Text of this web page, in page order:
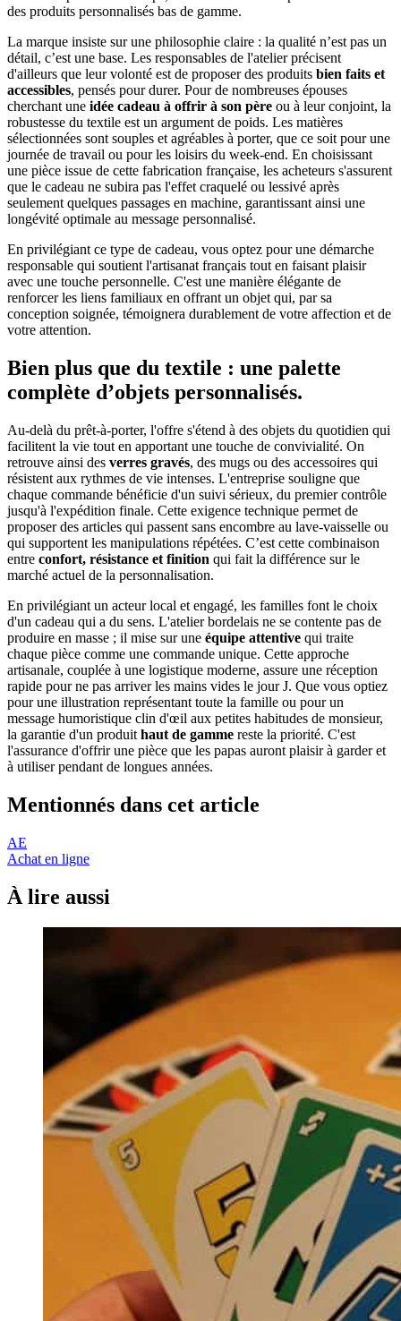
des produits personnalisés bas de gamme.
La marque insiste sur une philosophie claire : la qualité n’est pas un
détail, c’est une base. Les responsables de l'atelier précisent
d'ailleurs que leur volonté est de proposer des produits bien faits et
accessibles, pensés pour durer. Pour de nombreuses épouses
cherchant une idée cadeau à offrir à son père ou à leur conjoint, la
robustesse du textile est un argument de poids. Les matières
sélectionnées sont souples et agréables à porter, que ce soit pour une
journée de travail ou pour les loisirs du week-end. En choisissant
une pièce issue de cette fabrication française, les acheteurs s'assurent
que le cadeau ne subira pas l'effet craquelé ou lessivé après
seulement quelques passages en machine, garantissant ainsi une
longévité optimale au message personnalisé.
En privilégiant ce type de cadeau, vous optez pour une démarche
responsable qui soutient l'artisanat français tout en faisant plaisir
avec une touche personnelle. C'est une manière élégante de
renforcer les liens familiaux en offrant un objet qui, par sa
conception soignée, témoignera durablement de votre affection et de
votre attention.
Bien plus que du textile : une palette
complète d’objets personnalisés.
Au-delà du prêt-à-porter, l'offre s'étend à des objets du quotidien qui
facilitent la vie tout en apportant une touche de convivialité. On
retrouve ainsi des verres gravés, des mugs ou des accessoires qui
résistent aux rythmes de vie intenses. L'entreprise souligne que
chaque commande bénéficie d'un suivi sérieux, du premier contrôle
jusqu'à l'expédition finale. Cette exigence technique permet de
proposer des articles qui passent sans encombre au lave-vaisselle ou
qui supportent les manipulations répétées. C’est cette combinaison
entre confort, résistance et finition qui fait la différence sur le
marché actuel de la personnalisation.
En privilégiant un acteur local et engagé, les familles font le choix
d'un cadeau qui a du sens. L'atelier bordelais ne se contente pas de
produire en masse ; il mise sur une équipe attentive qui traite
chaque pièce comme une commande unique. Cette approche
artisanale, couplée à une logistique moderne, assure une réception
rapide pour ne pas arriver les mains vides le jour J. Que vous optiez
pour une illustration représentant toute la famille ou pour un
message humoristique clin d'œil aux petites habitudes de monsieur,
la garantie d'un produit haut de gamme reste la priorité. C'est
l'assurance d'offrir une pièce que les papas auront plaisir à garder et
à utiliser pendant de longues années.
Mentionnés dans cet article
AE
Achat en ligne
À lire aussi